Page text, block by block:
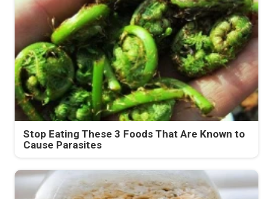
Stop Eating These 3 Foods That Are Known to
Cause Parasites